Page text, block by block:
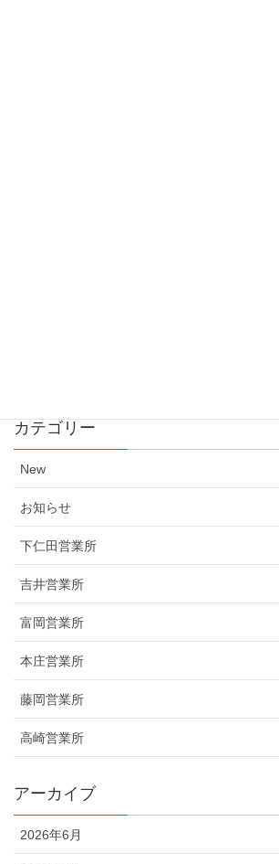
カテゴリー
New
お知らせ
下仁田営業所
吉井営業所
富岡営業所
本庄営業所
藤岡営業所
高崎営業所
アーカイブ
2026年6月